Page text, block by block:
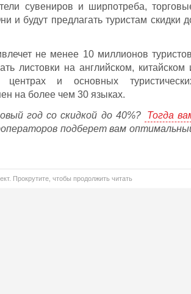
сувениров и ширпотреба,
и будут предлагать туристам скидки
не менее 10 миллионов
листовки на английском, китайском
и основных
на более чем 30 языках.
год со скидкой до 40%?
Тогда
подберет вам
Прокрутите, чтобы продолжить читать